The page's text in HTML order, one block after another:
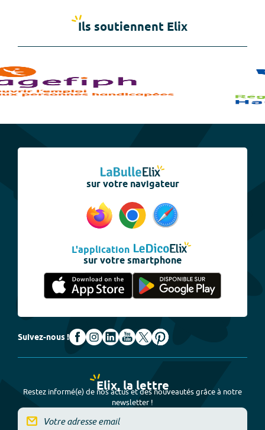
Ils soutiennent Elix
sur votre navigateur
L'application
sur votre smartphone
Suivez-nous !
Elix, la lettre
Restez informé(e) de nos actus et des nouveautés grâce à notre
newsletter !